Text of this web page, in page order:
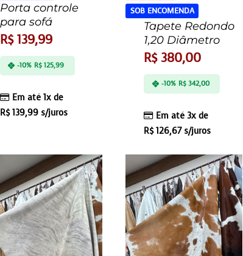
Porta controle
para sofá
R$139,99
Em até 1x de
R$139,99s/juros
-10% R$ 125,99
SOB ENCOMENDA
Tapete Redondo
1,20 Diâmetro
R$380,00
Em até 3x de
R$126,67s/juros
-10% R$342,00